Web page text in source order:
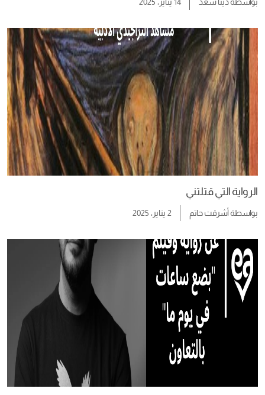
الرواية التي قتلتني
بواسطةأشرقت حاتم 2 يناير، 2025